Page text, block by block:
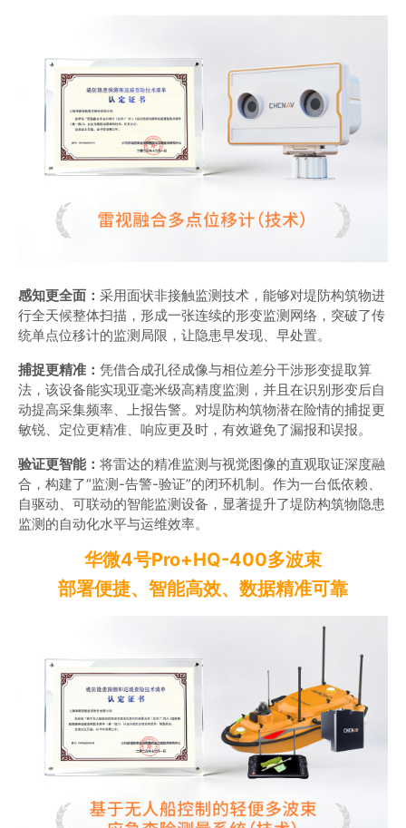
感知更全面： 采用面状非接触监测技术，能够对堤防构筑物进
行全天候整体扫描，形成一张连续的形变监测网络，突破了传
统单点位移计的监测局限，让隐患早发现、早处置。
捕捉更精准： 凭借合成孔径成像与相位差分干涉形变提取算
法，该设备能实现亚毫米级高精度监测，并且在识别形变后自
动提高采集频率、上报告警。对堤防构筑物潜在险情的捕捉更
敏锐、定位更精准、响应更及时，有效避免了漏报和误报。
验证更智能： 将雷达的精准监测与视觉图像的直观取证深度融
合，构建了“监测-告警-验证”的闭环机制。作为一台低依赖、
自驱动、可联动的智能监测设备，显著提升了堤防构筑物隐患
监测的自动化水平与运维效率。
华微4号Pro+HQ-400多波束
部署便捷、智能高效、数据精准可靠